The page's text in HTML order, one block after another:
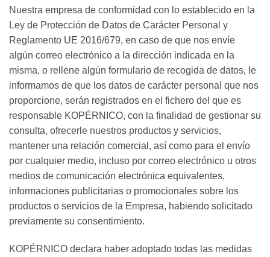
Nuestra empresa de conformidad con lo establecido en la
Ley de Protección de Datos de Carácter Personal y
Reglamento UE 2016/679, en caso de que nos envíe
algún correo electrónico a la dirección indicada en la
misma, o rellene algún formulario de recogida de datos, le
informamos de que los datos de carácter personal que nos
proporcione, serán registrados en el fichero del que es
responsable KOPÉRNICO, con la finalidad de gestionar su
consulta, ofrecerle nuestros productos y servicios,
mantener una relación comercial, así como para el envío
por cualquier medio, incluso por correo electrónico u otros
medios de comunicación electrónica equivalentes,
informaciones publicitarias o promocionales sobre los
productos o servicios de la Empresa, habiendo solicitado
previamente su consentimiento.
KOPÉRNICO declara haber adoptado todas las medidas